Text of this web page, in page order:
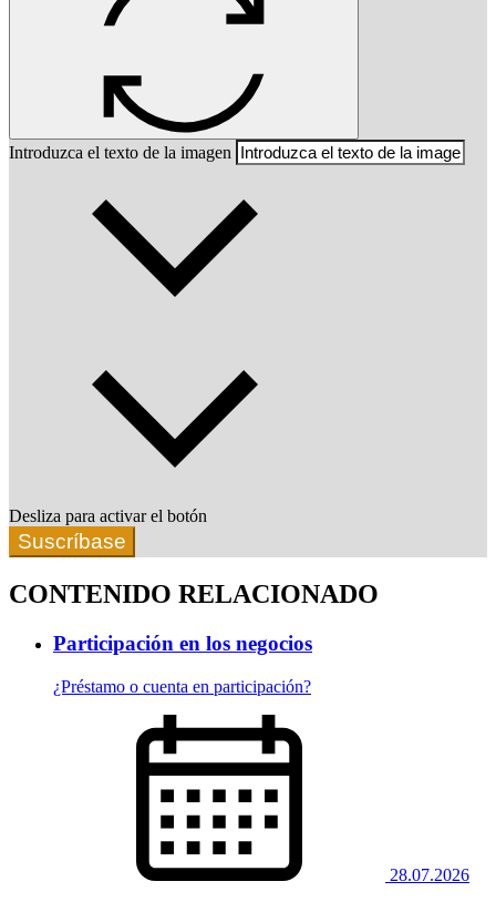
Introduzca el texto de la imagen
Desliza para activar el botón
Suscríbase
CONTENIDO RELACIONADO
Participación en los negocios
¿Préstamo o cuenta en participación?
28.07.2026